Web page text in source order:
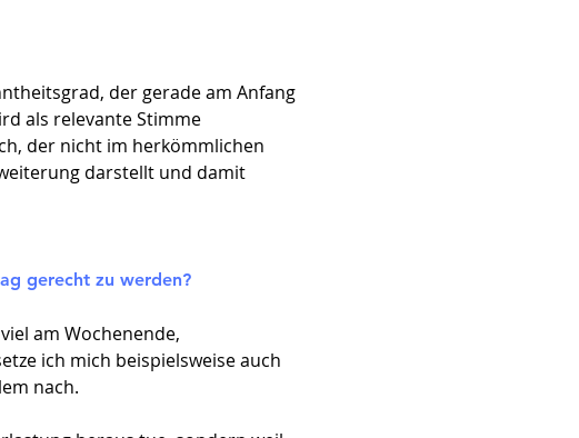
der gerade am Anfang
als relevante Stimme
der nicht im herkömmlichen
darstellt und damit
gerecht zu werden?
am Wochenende,
ich mich beispielsweise auch
nach.